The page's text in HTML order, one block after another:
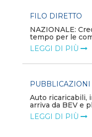
FILO DIRETTO
NAZIONALE:
tempo per le
LEGGI DI PIÙ
PUBBLICAZIONI
Auto ricaricabili,
arriva da BEV e
LEGGI DI PIÙ